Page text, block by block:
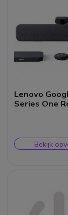
Lenovo
Series One
Bekijk